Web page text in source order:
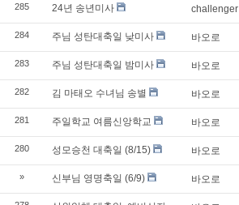
285 24년 송년미사 challenger
284 주님 성탄대축일 낮미사 바오로
283 주님 성탄대축일 밤미사 바오로
282 김 마태오 수녀님 송별 바오로
281 주일학교 여름신앙학교 바오로
280 성모승천 대축일 (8/15) 바오로
» 신부님 영명축일 (6/9) 바오로